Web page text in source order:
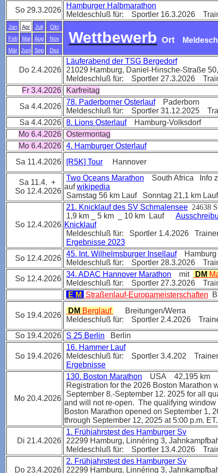
So 29.3.2026
Hamburger Halbmarathon
Meldeschluß für: Sportler 16.3.2026
Jan Apr Juli Okt
Wettbewerb Ort
Feb Mai Aug
Nov
Mär
Juni Sep Dez
Do 2.4.2026
Läuferabend der TSG Bergedorf
21029 Hamburg, Daniel-Hinsche-Straße
Meldeschluß für: Sportler 27.3.2026
Fr 3.4.2026
Karfreitag
Sa 4.4.2026
78. Paderborner OsterlaufPaderborn
Meldeschluß für: Sportler 31.12.2025
Sa 4.4.2026 8. Lions Osterlauf Hamburg-Volksdorf
Mo 6.4.2026 Ostermontag
Mo 6.4.2026 4. Hamburger Osterlauf
Sa 11.4.2026
[R5K] Tour Hannover
Sa 11.4. +
So 12.4.2026
Two Oceans Marathon South Africa Info
aufwikipedia
Samstag 56 km Lauf Sonntag 21,1 km Lauf
So 12.4.2026
21. Knicklauf des SV Schmalensee 24638
1,9 km _ 5 km _ 10 km Lauf
Knicklauf
Meldeschluß für: Sportler 1.4.2026
Ergebnisse 2023
So 12.4.2026
45. Int. Wilhelmsburger InsellaufHamburg
Meldeschluß für: Sportler 28.3.2026
So 12.4.2026
34. ADAC Hannover Marathon mit DM
Meldeschluß für: Sportler 27.3.2026
E M
Straßenlauf-Europameisterschaften
So 19.4.2026
DM Berglauf
Breitungen/Werra
Meldeschluß für: Sportler 2.4.2026
So 19.4.2026
S 25 Berlin Berlin
So 19.4.2026
16. Hammer Lauf
Meldeschluß für: Sportler 3.4.202
Ergebnisse
Mo 20.4.2026
130. Boston Marathon USA 42,195 km
Registration for the 2026 Boston Marathon
September 8.-September 12. 2025 for all
and will not re-open. The qualifying window
Boston Marathon opened on September 1,
through September 12, 2025 at 5:00 p.m. ET.
Di 21.4.2026
1. Frühjahrstest des Hamburger Sv
22299 Hamburg, Linnéring 3,
Meldeschluß für: Sportler 13.4.2026
Do 23.4.2026
2. Frühjahrstest des Hamburger Sv
22299 Hamburg, Linnéring 3,